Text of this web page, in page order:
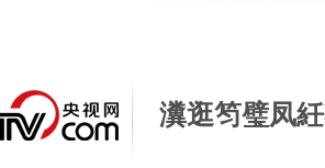
瀵逛笉璧凤